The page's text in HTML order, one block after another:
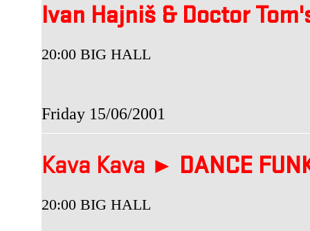
Ivan Hajniš & Doctor
20:00 BIG HALL
Friday 15/06/2001
Kava Kava ► DANCE
20:00 BIG HALL